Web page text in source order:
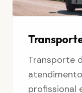
Transporte
profissional